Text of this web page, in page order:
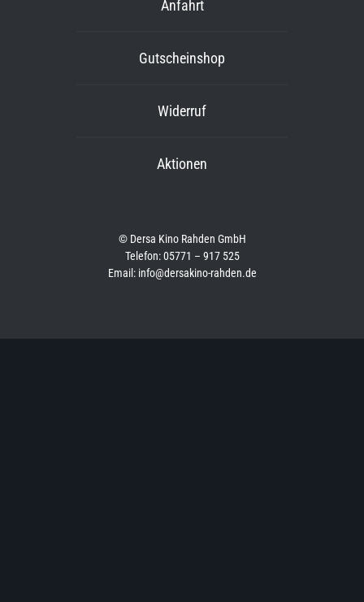
Anfahrt
Gutscheinshop
Widerruf
Aktionen
© Dersa Kino Rahden GmbH
Telefon: 05771 – 917 525
Email: info@dersakino-rahden.de